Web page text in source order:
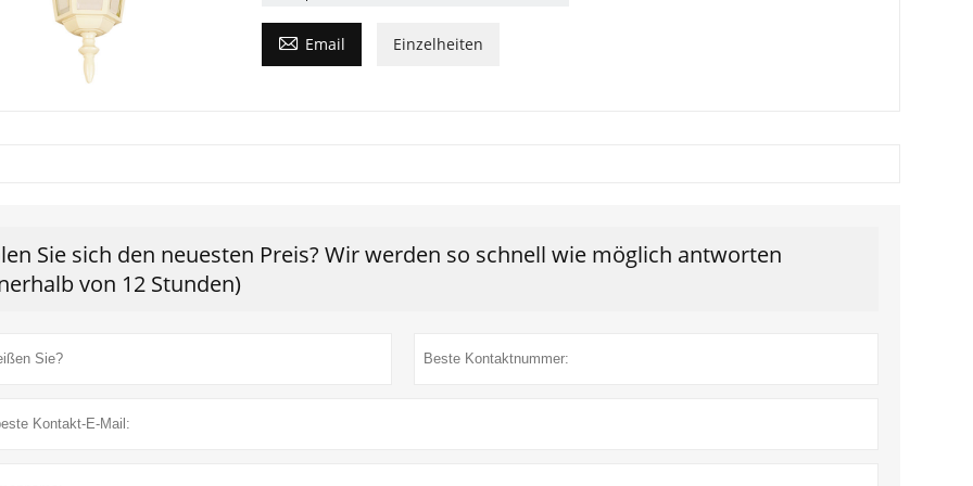
 Email Einzelheiten
Sie sich den neuesten Preis? Wir werden so schnell wie möglich antworten
von 12 Stunden)